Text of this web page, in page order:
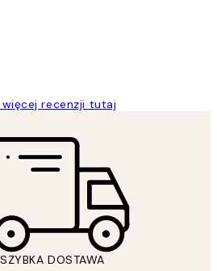
recenzji tutaj
SZYBKA DOSTAWA